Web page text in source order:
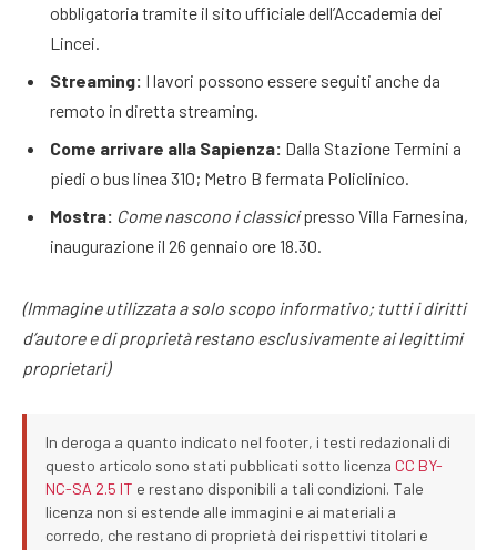
obbligatoria tramite il sito ufficiale dell’Accademia dei
Lincei.
Streaming: I lavori possono essere seguiti anche da
remoto in diretta streaming.
Come arrivare alla Sapienza: Dalla Stazione Termini a
piedi o bus linea 310; Metro B fermata Policlinico.
Mostra: Come nascono i classicipresso Villa Farnesina,
inaugurazione il 26 gennaio ore 18.30.
(Immagine utilizzata a solo scopo informativo; tutti i diritti
d’autore e di proprietà restano esclusivamente ai legittimi
proprietari)
In deroga a quanto indicato nel footer, i testi redazionali di
questo articolo sono stati pubblicati sotto licenza CC BY-
NC-SA 2.5 IT e restano disponibili a tali condizioni. Tale
licenza non si estende alle immagini e ai materiali a
corredo, che restano di proprietà dei rispettivi titolari e